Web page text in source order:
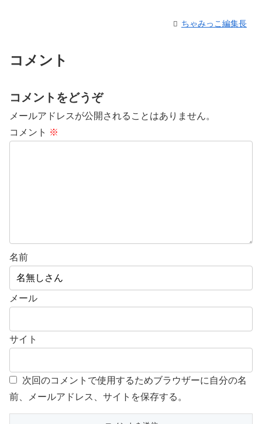
ちゃみっこ編集長
コメント
コメントをどうぞ
メールアドレスが公開されることはありません。
コメント ※
名前
メール
サイト
次回のコメントで使用するためブラウザーに自分の名
前、メールアドレス、サイトを保存する。